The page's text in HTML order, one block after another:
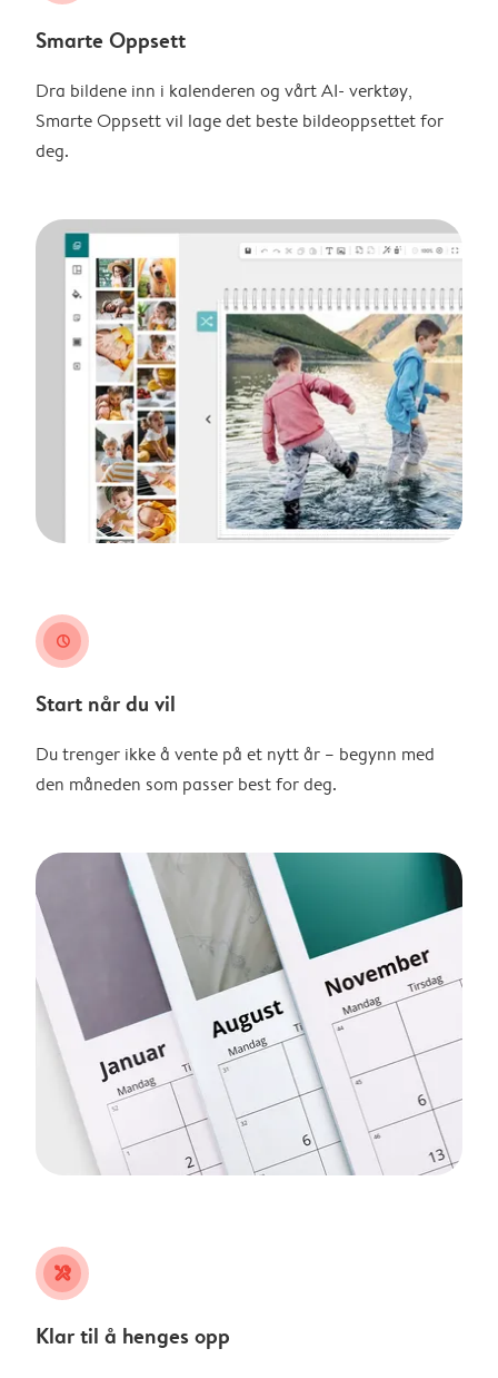
Smarte Oppsett
Dra bildene inn i kalenderen og vårt AI- verktøy,
Smarte Oppsett vil lage det beste bildeoppsettet for
deg.
clock
Start når du vil
Du trenger ikke å vente på et nytt år – begynn med
den måneden som passer best for deg.
tools
Klar til å henges opp